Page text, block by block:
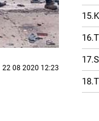
22 08 2020 12:23